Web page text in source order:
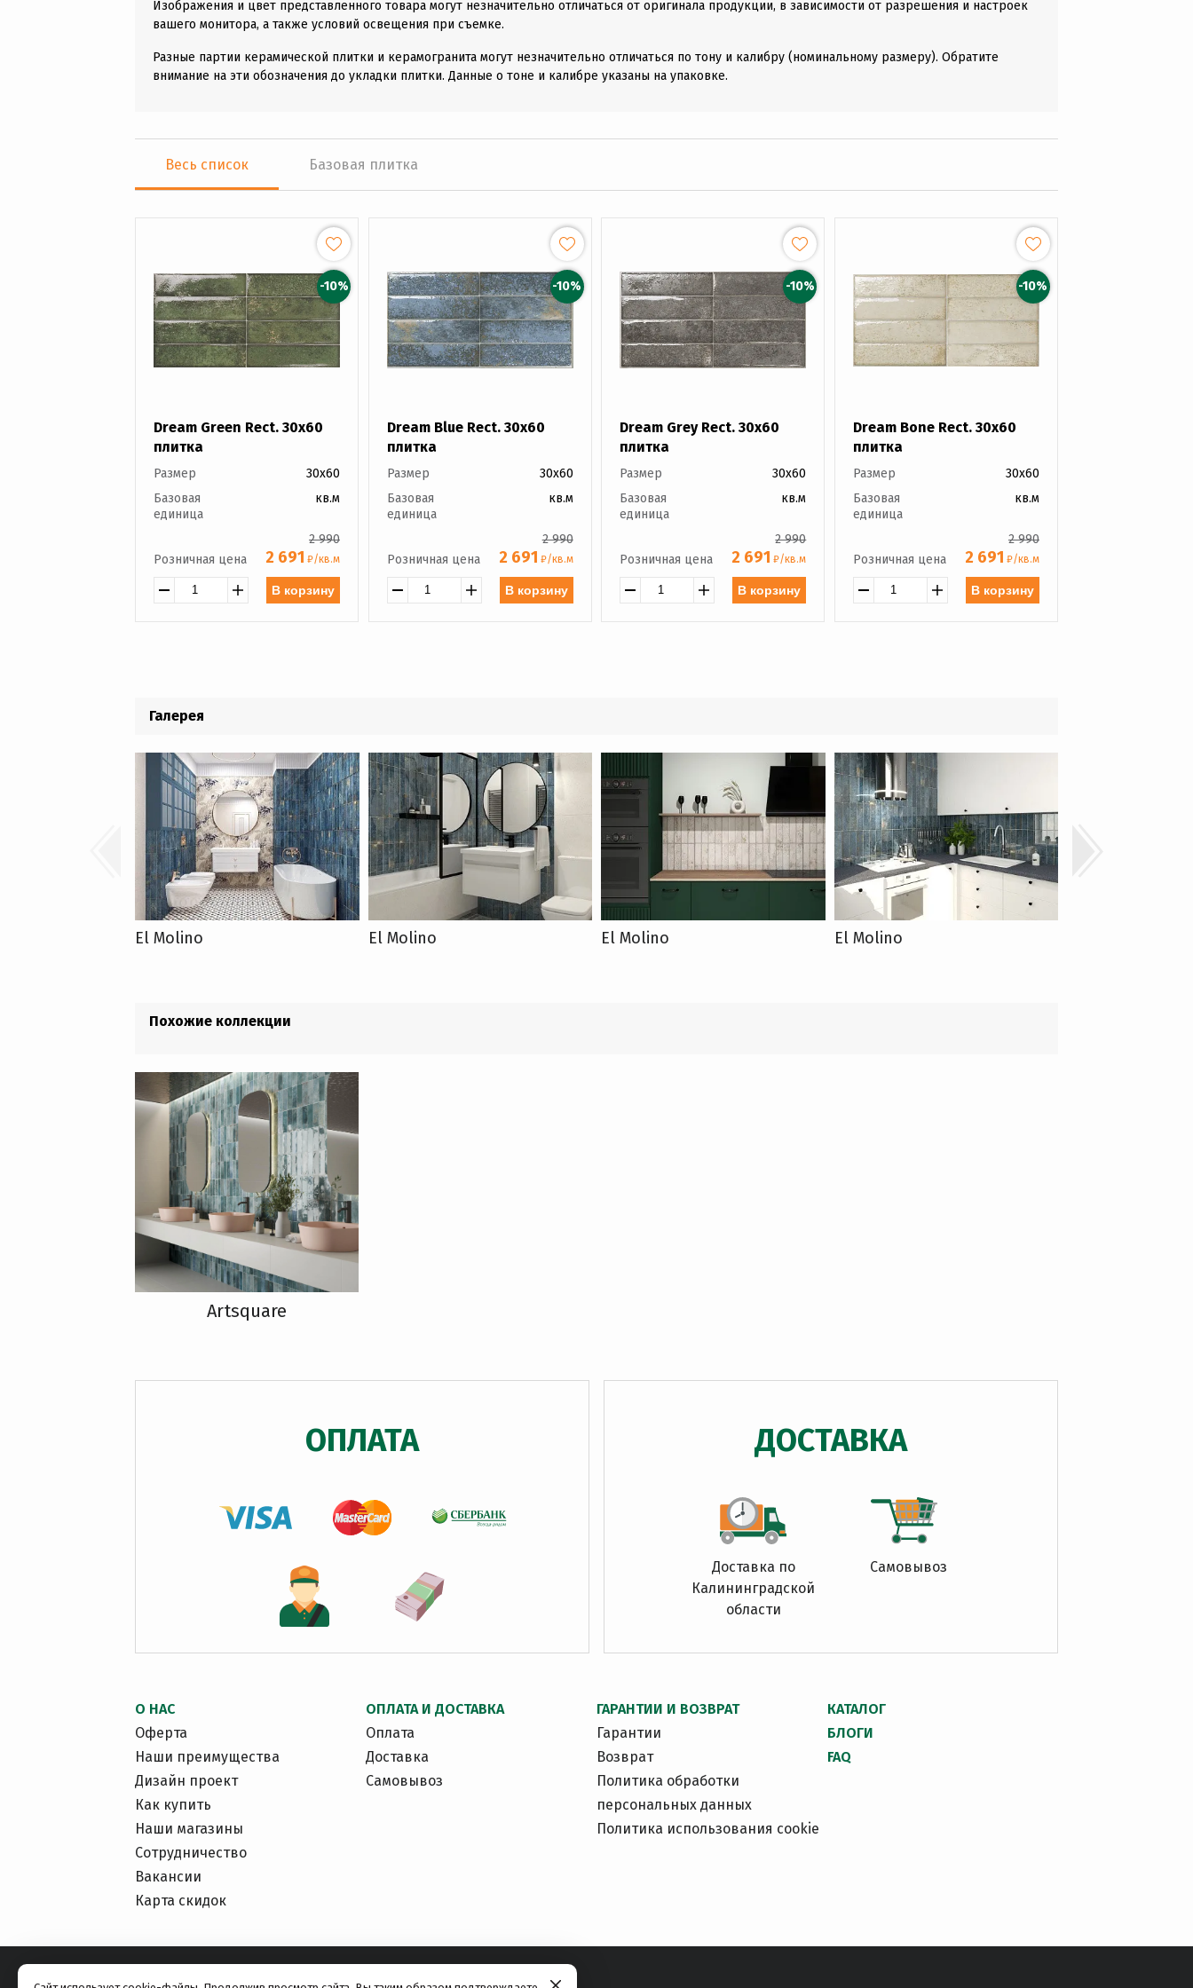
Изображения и цвет представленного товара могут незначительно отличаться от оригинала продукции, в зависимости от разрешения и настроек
вашего монитора, а также условий освещения при съемке.
Разные партии керамической плитки и керамогранита могут незначительно отличаться по тону и калибру (номинальному размеру). Обратите
внимание на эти обозначения до укладки плитки. Данные о тоне и калибре указаны на упаковке.
Весь список Базовая плитка
-10%
Dream Green Rect. 30x60
плитка
Размер
30x60
Базовая
единица
кв.м
Розничная цена
2 990
2 691 ₽/кв.м
В корзину
-10%
Dream Blue Rect. 30x60
плитка
Размер
30x60
Базовая
единица
кв.м
Розничная цена
2 990
2 691 ₽/кв.м
В корзину
-10%
Dream Grey Rect. 30x60
плитка
Размер
30x60
Базовая
единица
кв.м
Розничная цена
2 990
2 691 ₽/кв.м
В корзину
-10%
Dream Bone Rect. 30x60
плитка
Размер
30x60
Базовая
единица
кв.м
Розничная цена
2 990
2 691 ₽/кв.м
В корзину
Галерея
El Molino El Molino El Molino El Molino
Похожие коллекции
Artsquare
ОПЛАТА ДОСТАВКА
Доставка по
Калининградской
области
Самовывоз
О НАС
Оферта
Наши преимущества
Дизайн проект
Как купить
Наши магазины
Сотрудничество
Вакансии
Карта скидок
ОПЛАТА И ДОСТАВКА
Оплата
Доставка
Самовывоз
ГАРАНТИИ И ВОЗВРАТ
Гарантии
Возврат
Политика обработки
персональных данных
Политика использования cookie
КАТАЛОГ
БЛОГИ
FAQ